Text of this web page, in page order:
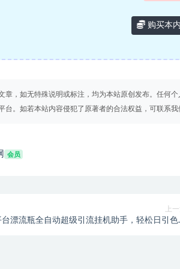
购买本
章，如无特殊说明或标注，均为本站原创发布。任何
台。如若本站内容侵犯了原著者的合法权益，可联系
会员
上
台漂流瓶全自动超级引流挂机助手，轻松日引色